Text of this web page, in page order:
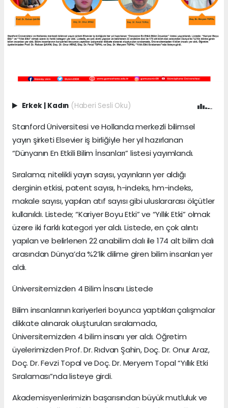
Erkek Kadın (Haberi Sesli Oku)
Stanford Üniversitesi ve Hollanda merkezli bilimsel
yayın şirketi Elsevier iş birliğiyle her yıl hazırlanan
“Dünyanın En Etkili Bilim İnsanları” listesi yayımlandı.
Sıralama; nitelikli yayın sayısı, yayınların yer aldığı
derginin etkisi, patent sayısı, h-indeks, hm-indeks,
makale sayısı, yapılan atıf sayısı gibi uluslararası ölçütler
kullanıldı. Listede; “Kariyer Boyu Etki” ve “Yıllık Etki” olmak
üzere iki farklı kategori yer aldı. Listede, en çok alıntı
yapılan ve belirlenen 22 anabilim dalı ile 174 alt bilim dalı
arasından Dünya’da %2’lik dilime giren bilim insanları yer
aldı.
Üniversitemizden 4 Bilim İnsanı Listede
Bilim insanlarının kariyerleri boyunca yaptıkları çalışmalar
dikkate alınarak oluşturulan sıralamada,
Üniversitemizden 4 bilim insanı yer aldı. Öğretim
üyelerimizden Prof. Dr. Rıdvan Şahin, Doç. Dr. Onur Araz,
Doç. Dr. Fevzi Topal ve Doç. Dr. Meryem Topal “Yıllık Etki
Sıralaması”nda listeye girdi.
Akademisyenlerimizin başarısından büyük mutluluk ve